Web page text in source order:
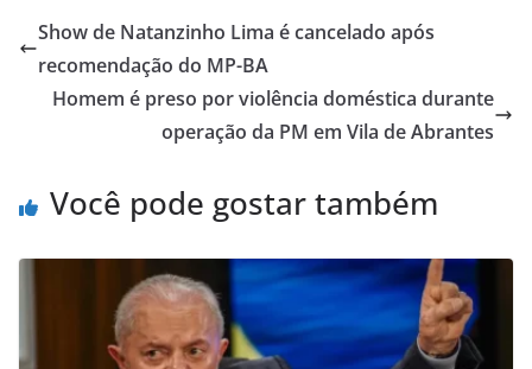
s
A
p
e
b
o
l e
Show de Natanzinho Lima é cancelado após
recomendação do MP-BA
Homem é preso por violência doméstica durante
operação da PM em Vila de Abrantes
Você pode gostar também